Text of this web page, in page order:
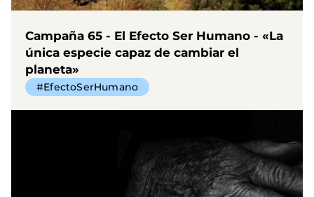
Campaña 65 - El Efecto Ser Humano - «La
única especie capaz de cambiar el
planeta»
#EfectoSerHumano